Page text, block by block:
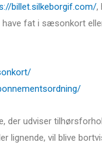
billet.silkeborgif.com/,
fat i sæsonkort
der udviser
lignende, vil blive